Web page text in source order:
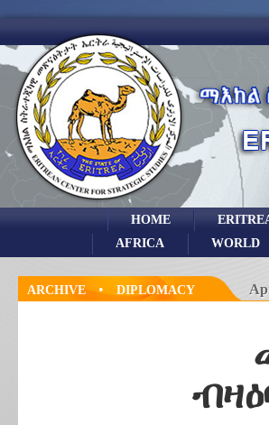
HOME
WORLD
AFRICA
ARCHIVE • DIPLOMACY